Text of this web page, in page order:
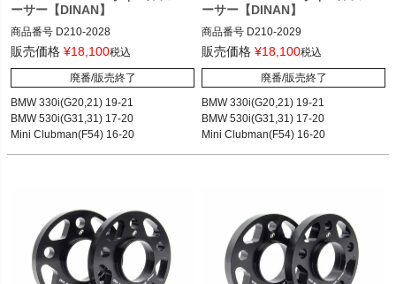
ーサー【DINAN】
商品番号 D210-2028
D210-2028
77.12
販売価格 ¥18,100税込
廃番/販売終了
BMW 330i(G20,21) 19-21
BMW 530i(G31,31) 17-20
Mini Clubman(F54) 16-20
ーサー【DINAN】
商品番号 D210-2029
D210-2029
77.12
販売価格 ¥18,100税込
廃番/販売終了
BMW 330i(G20,21) 19-21
BMW 530i(G31,31) 17-20
Mini Clubman(F54) 16-20